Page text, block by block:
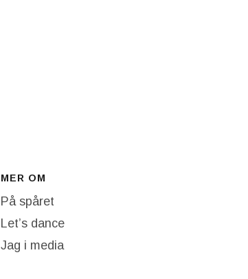
MER OM
På spåret
Let’s dance
Jag i media